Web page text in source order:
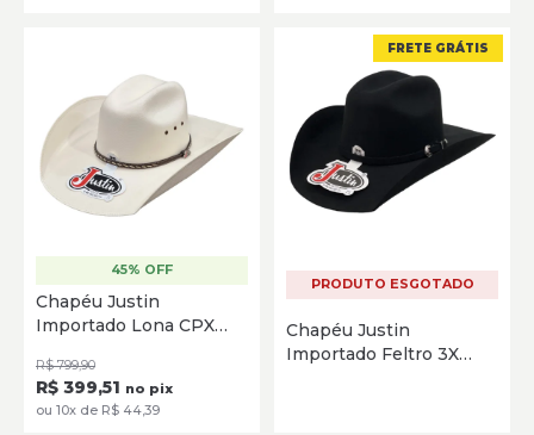
56 57
60
61
45% OFF
Chapéu Justin
Importado Lona CPX
R$ 799,90
R$ 399,51 no pix
ou 10x de R$ 44,39
FRETE GRÁTIS
PRODUTO ESGOTADO
Chapéu Justin
Importado Feltro 3X